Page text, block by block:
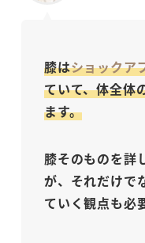
膝はショックア
ていて、体全体
ます。
膝そのものを詳
が、それだけで
ていく観点も必